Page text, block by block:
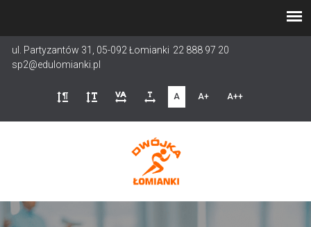
treści
ul. Partyzantów 31, 05-092 Łomianki 22 888 97 20
sp2@edulomianki.pl
A A+ A++